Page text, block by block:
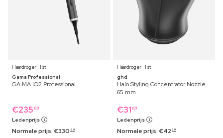
Haardroger ⋅ 1 st
Gama Professional
GA.MA IQ2 Professional
€235 89
Ledenprijs
Normale prijs:€330 99
Haardroger ⋅ 1 st
ghd
Halo Styling Concentrator Nozzle
65 mm
€31 89
Ledenprijs
Normale prijs:€42 39